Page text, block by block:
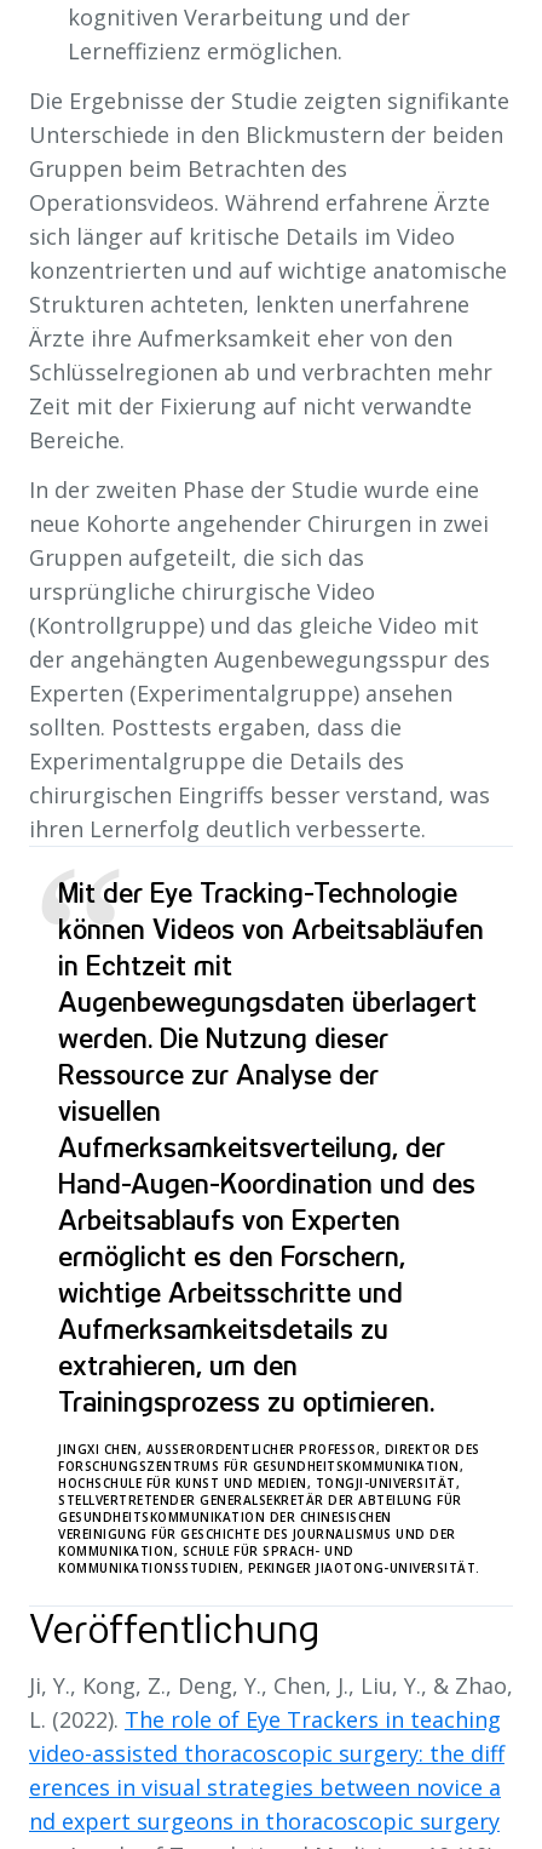
kognitiven Verarbeitung und der
Lerneffizienz ermöglichen.
Die Ergebnisse der Studie zeigten signifikante
Unterschiede in den Blickmustern der beiden
Gruppen beim Betrachten des
Operationsvideos. Während erfahrene Ärzte
sich länger auf kritische Details im Video
konzentrierten und auf wichtige anatomische
Strukturen achteten, lenkten unerfahrene
Ärzte ihre Aufmerksamkeit eher von den
Schlüsselregionen ab und verbrachten mehr
Zeit mit der Fixierung auf nicht verwandte
Bereiche.
In der zweiten Phase der Studie wurde eine
neue Kohorte angehender Chirurgen in zwei
Gruppen aufgeteilt, die sich das
ursprüngliche chirurgische Video
(Kontrollgruppe) und das gleiche Video mit
der angehängten Augenbewegungsspur des
Experten (Experimentalgruppe) ansehen
sollten. Posttests ergaben, dass die
Experimentalgruppe die Details des
chirurgischen Eingriffs besser verstand, was
ihren Lernerfolg deutlich verbesserte.
“
Mit der Eye Tracking-Technologie
können Videos von Arbeitsabläufen
in Echtzeit mit
Augenbewegungsdaten überlagert
werden. Die Nutzung dieser
Ressource zur Analyse der
visuellen
Aufmerksamkeitsverteilung, der
Hand-Augen-Koordination und des
Arbeitsablaufs von Experten
ermöglicht es den Forschern,
wichtige Arbeitsschritte und
Aufmerksamkeitsdetails zu
extrahieren, um den
Trainingsprozess zu optimieren.
JINGXI CHEN, AUSSERORDENTLICHER PROFESSOR, DIREKTOR DES F
ORSCHUNGSZENTRUMS FÜR GESUNDHEITSKOMMUNIKATION, H
OCHSCHULE FÜR KUNST UND MEDIEN, TONGJI-UNIVERSITÄT, S
TELLVERTRETENDER GENERALSEKRETÄR DER ABTEILUNG FÜR G
ESUNDHEITSKOMMUNIKATION DER CHINESISCHEN V
EREINIGUNG FÜR GESCHICHTE DES JOURNALISMUS UND DER K
OMMUNIKATION, SCHULE FÜR SPRACH- UND K
OMMUNIKATIONSSTUDIEN, PEKINGER JIAOTONG-UNIVERSITÄT.
Veröffentlichung
Ji, Y., Kong, Z., Deng, Y., Chen, J., Liu, Y., & Zhao,
L. (2022). The role of Eye Trackers in teaching
video-assisted thoracoscopic surgery: the diff
erences in visual strategies between novice a
nd expert surgeons in thoracoscopic surgery